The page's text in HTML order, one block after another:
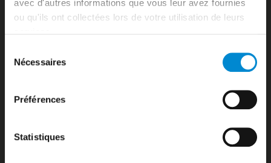
avec d'autres informations que vous leur avez fournies
ou qu'ils ont collectées lors de votre utilisation de leurs
Nécessaires
Préférences
Statistiques
Aviation générale
Bank / Foreign exchange Bureau
Biosecurity
Bora-Bora